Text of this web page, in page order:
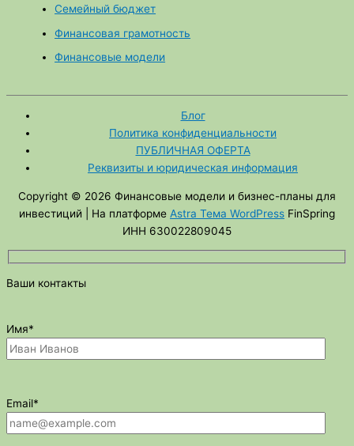
Семейный бюджет
Финансовая грамотность
Финансовые модели
Блог
Политика конфиденциальности
ПУБЛИЧНАЯ ОФЕРТА
Реквизиты и юридическая информация
Copyright © 2026 Финансовые модели и бизнес-планы для
инвестиций | На платформе Astra Тема WordPress FinSpring
ИНН 630022809045
Ваши контакты
Имя*
Email*